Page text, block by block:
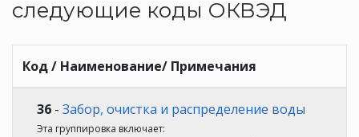
следующие коды ОКВЭД
Код / Наименование/ Примечания
36 - Забор, очистка и распределение воды
Эта группировка включает: